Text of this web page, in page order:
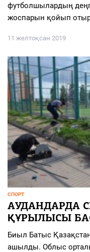
футболшылардың
жоспарын қойып
11 желтоқсан 2019
СПОРТ
АУДАНДАРДА
ҚҰРЫЛЫСЫ
Биыл Батыс
ашылды. Облыс